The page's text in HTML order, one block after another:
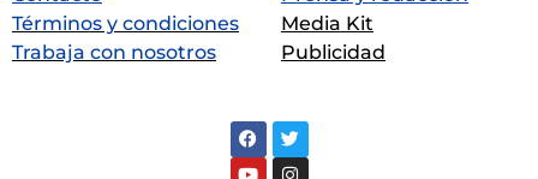
Términos y condiciones
Trabaja con nosotros
Media Kit
Publicidad